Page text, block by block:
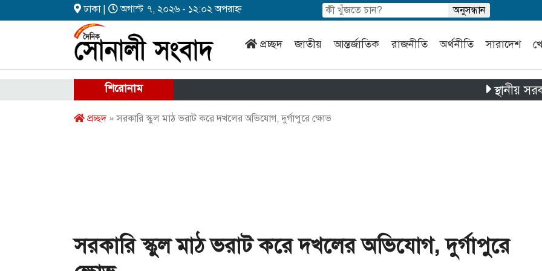
ঢাকা | অগাস্ট ৭, ২০২৬ - ১২:০২ অপরাহ্ন
প্রচ্ছদ জাতীয় আন্তর্জাতিক রাজনীতি অর্থনীতি সারাদেশ
শিরোনাম স্থানীয় সরকার
প্রচ্ছদ» সরকারি স্কুল মাঠ ভরাট করে দখলের অভিযোগ, দুর্গাপুরে ক্ষোভ
সরকারি স্কুল মাঠ ভরাট করে দখলের অভিযোগ, দুর্গাপুরে